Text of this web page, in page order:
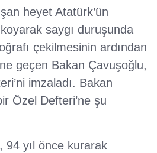
heyet Atatürk’ün
saygı duruşunda
çekilmesinin ardından
geçen Bakan Çavuşoğlu,
imzaladı. Bakan
Özel Defteri’ne şu
94 yıl önce kurarak